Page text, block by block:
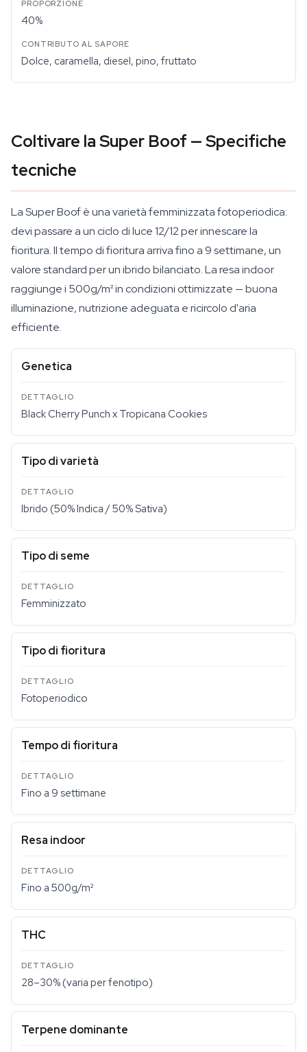
40%
Dolce, caramella, diesel, pino, fruttato
Coltivare la Super Boof — Specifiche
tecniche
La Super Boof è una varietà femminizzata fotoperiodica:
devi passare a un ciclo di luce 12/12 per innescare la
fioritura. Il tempo di fioritura arriva fino a 9 settimane, un
valore standard per un ibrido bilanciato. La resa indoor
raggiunge i 500g/m² in condizioni ottimizzate — buona
illuminazione, nutrizione adeguata e ricircolo d'aria
efficiente.
Genetica
Black Cherry Punch x Tropicana Cookies
Tipo di varietà
Ibrido (50% Indica / 50% Sativa)
Tipo di seme
Femminizzato
Tipo di fioritura
Fotoperiodico
Tempo di fioritura
Fino a 9 settimane
Resa indoor
Fino a 500g/m²
THC
28–30% (varia per fenotipo)
Terpene dominante